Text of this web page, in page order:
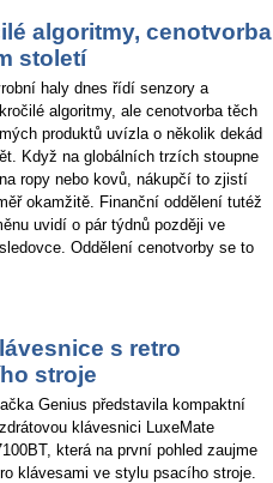
algoritmy, cenotvorba
století
haly dnes řídí senzory a
algoritmy, ale cenotvorba těch
produktů uvízla o několik dekád
Když na globálních trzích stoupne
ropy nebo kovů, nákupčí to zjistí
okamžitě. Finanční oddělení tutéž
uvidí o pár týdnů později ve
Oddělení cenotvorby se to
s retro
stroje
Genius představila kompaktní
klávesnici LuxeMate
která na první pohled zaujme
klávesami ve stylu psacího stroje.